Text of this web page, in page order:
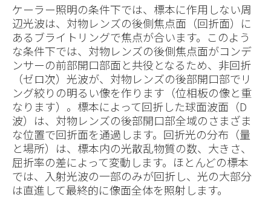
ケーラー照明の条件下では、標本に作用しない周
辺光波は、対物レンズの後側焦点面（回折面）に
あるブライトリングで焦点が合います。このよう
な条件下では、対物レンズの後側焦点面がコンデ
ンサーの前部開口部面と共役となるため、非回折
（ゼロ次）光波が、対物レンズの後部開口部でリ
ング絞りの明るい像を作ります（位相板の像と重
なります）。標本によって回折した球面波面（D
波）は、対物レンズの後部開口部全域のさまざま
な位置で回折面を通過します。回折光の分布（量
と場所）は、標本内の光散乱物質の数、大きさ、
屈折率の差によって変動します。ほとんどの標本
では、入射光波の一部のみが回折し、光の大部分
は直進して最終的に像面全体を照射します。